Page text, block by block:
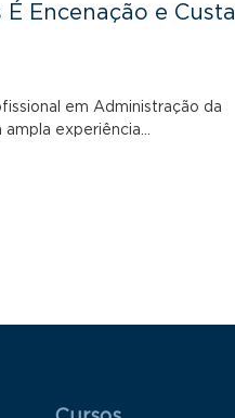
Encenação e Custa
em Administração da
experiência…
Menu Rodapé 1